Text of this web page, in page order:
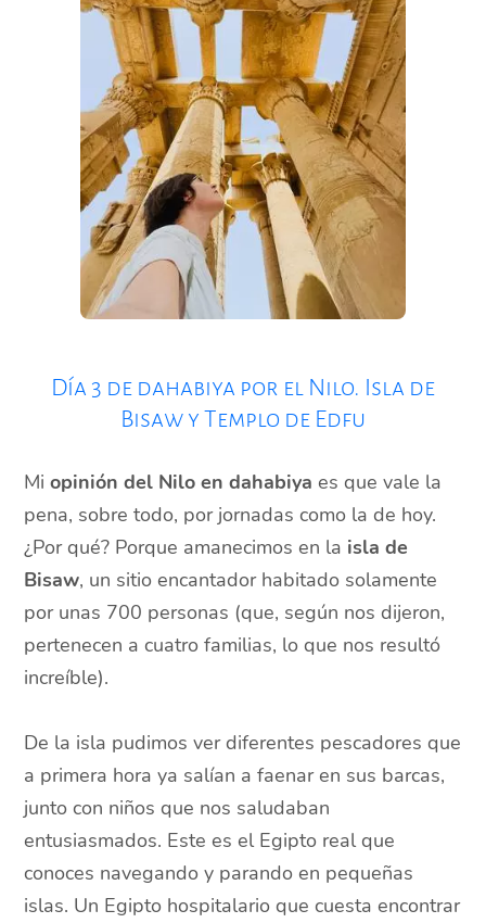
Día 3 de dahabiya por el Nilo. Isla de
Bisaw y Templo de Edfu
Miopinión del Nilo en dahabiya es que vale la
pena, sobre todo, por jornadas como la de hoy.
¿Por qué? Porque amanecimos en la isla de
Bisaw, un sitio encantador habitado solamente
por unas 700 personas (que, según nos dijeron,
pertenecen a cuatro familias, lo que nos resultó
increíble).
De la isla pudimos ver diferentes pescadores que
a primera hora ya salían a faenar en sus barcas,
junto con niños que nos saludaban
entusiasmados. Este es el Egipto real que
conoces navegando y parando en pequeñas
islas. Un Egipto hospitalario que cuesta encontrar